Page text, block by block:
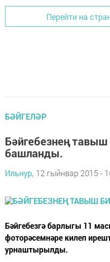
Перейти на
БӘЙГЕЛӘР
Бәйгебезнең
башланды.
Ильнур, 12 гыйнвар 2015 -
Бәйгебезгә барлыгы 11
фоторәсемнәре килеп
урнаштырылды.